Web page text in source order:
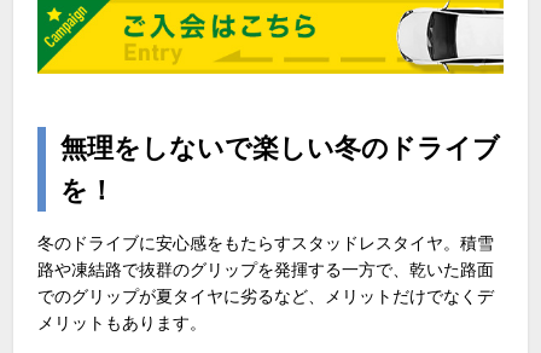
無理をしないで楽しい冬のドライブ
を！
冬のドライブに安心感をもたらすスタッドレスタイヤ。積雪
路や凍結路で抜群のグリップを発揮する一方で、乾いた路面
でのグリップが夏タイヤに劣るなど、メリットだけでなくデ
メリットもあります。